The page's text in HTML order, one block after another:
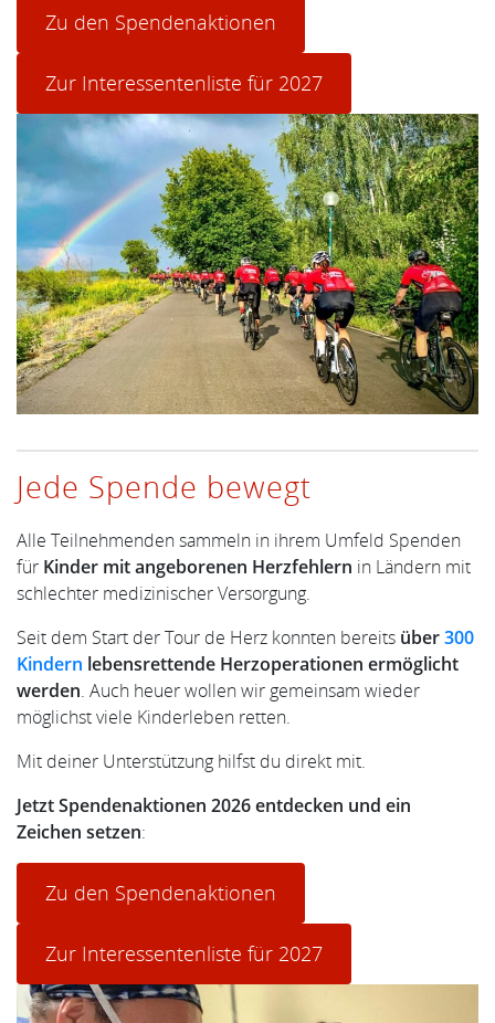
Zu den Spendenaktionen
Zur Interessentenliste für 2027
Jede Spende bewegt
Alle Teilnehmenden sammeln in ihrem Umfeld Spenden
für Kinder mit angeborenen Herzfehlern in Ländern mit
schlechter medizinischer Versorgung.
Seit dem Start der Tour de Herz konnten bereits über300
Kindern lebensrettende Herzoperationen ermöglicht
werden. Auch heuer wollen wir gemeinsam wieder
möglichst viele Kinderleben retten.
Mit deiner Unterstützung hilfst du direkt mit.
Jetzt Spendenaktionen 2026 entdecken und ein
Zeichen setzen:
Zu den Spendenaktionen
Zur Interessentenliste für 2027